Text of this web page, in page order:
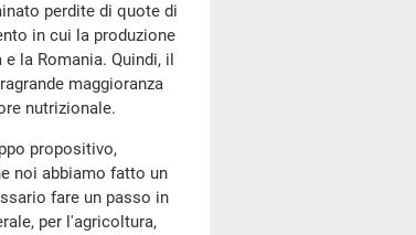
perdite di quote di
in cui la produzione
la Romania. Quindi, il
maggioranza
nutrizionale.
propositivo,
noi abbiamo fatto un
fare un passo in
per l'agricoltura,